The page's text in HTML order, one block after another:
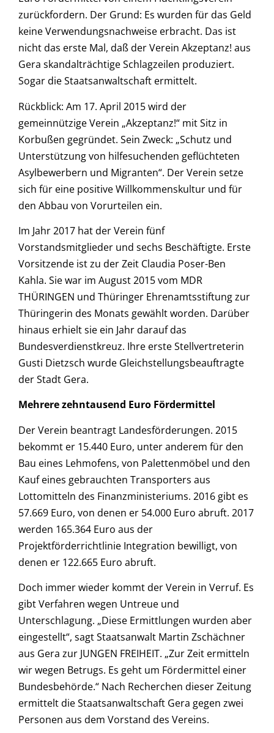
zurückfordern. Der Grund: Es wurden für das Geld
keine Verwendungsnachweise erbracht. Das ist
nicht das erste Mal, daß der Verein Akzeptanz! aus
Gera skandalträchtige Schlagzeilen produziert.
Sogar die Staatsanwaltschaft ermittelt.
Rückblick: Am 17. April 2015 wird der
gemeinnützige Verein „Akzeptanz!“ mit Sitz in
Korbußen gegründet. Sein Zweck: „Schutz und
Unterstützung von hilfesuchenden geflüchteten
Asylbewerbern und Migranten“. Der Verein setze
sich für eine positive Willkommenskultur und für
den Abbau von Vorurteilen ein.
Im Jahr 2017 hat der Verein fünf
Vorstandsmitglieder und sechs Beschäftigte. Erste
Vorsitzende ist zu der Zeit Claudia Poser-Ben
Kahla. Sie war im August 2015 vom MDR
THÜRINGEN und Thüringer Ehrenamtsstiftung zur
Thüringerin des Monats gewählt worden. Darüber
hinaus erhielt sie ein Jahr darauf das
Bundesverdienstkreuz. Ihre erste Stellvertreterin
Gusti Dietzsch wurde Gleichstellungsbeauftragte
der Stadt Gera.
Mehrere zehntausend Euro Fördermittel
Der Verein beantragt Landesförderungen. 2015
bekommt er 15.440 Euro, unter anderem für den
Bau eines Lehmofens, von Palettenmöbel und den
Kauf eines gebrauchten Transporters aus
Lottomitteln des Finanzministeriums. 2016 gibt es
57.669 Euro, von denen er 54.000 Euro abruft. 2017
werden 165.364 Euro aus der
Projektförderrichtlinie Integration bewilligt, von
denen er 122.665 Euro abruft.
Doch immer wieder kommt der Verein in Verruf. Es
gibt Verfahren wegen Untreue und
Unterschlagung. „Diese Ermittlungen wurden aber
eingestellt“, sagt Staatsanwalt Martin Zschächner
aus Gera zur JUNGEN FREIHEIT. „Zur Zeit ermitteln
wir wegen Betrugs. Es geht um Fördermittel einer
Bundesbehörde.“ Nach Recherchen dieser Zeitung
ermittelt die Staatsanwaltschaft Gera gegen zwei
Personen aus dem Vorstand des Vereins.